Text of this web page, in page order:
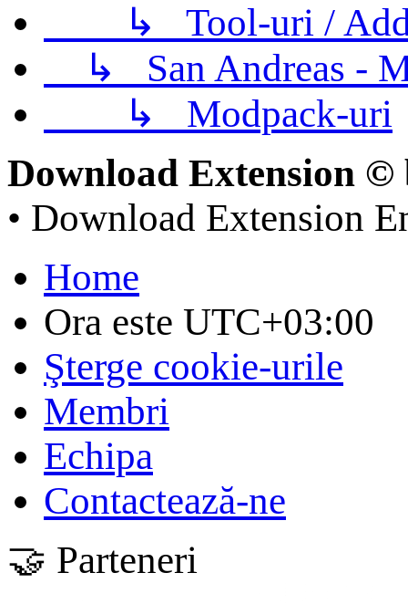
↳ Tool-uri /
↳ San Andreas -
↳ Modpack-uri
Download Extension
• Download Extension
Home
Ora este UTC+03:00
Şterge cookie-urile
Membri
Echipa
Contactează-ne
🤝 Parteneri